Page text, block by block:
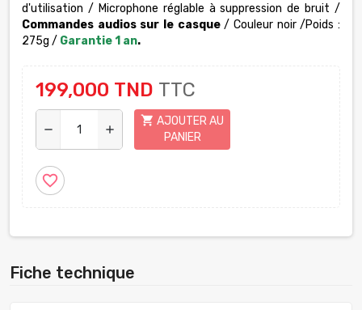
d'utilisation / Microphone réglable à suppression de bruit /
Commandes audios sur le casque/ Couleur noir /Poids :
275g / Garantie 1 an.
199,000 TND TTC
remove add
shopping_cart AJOUTER AU
PANIER
favorite_border
Fiche technique